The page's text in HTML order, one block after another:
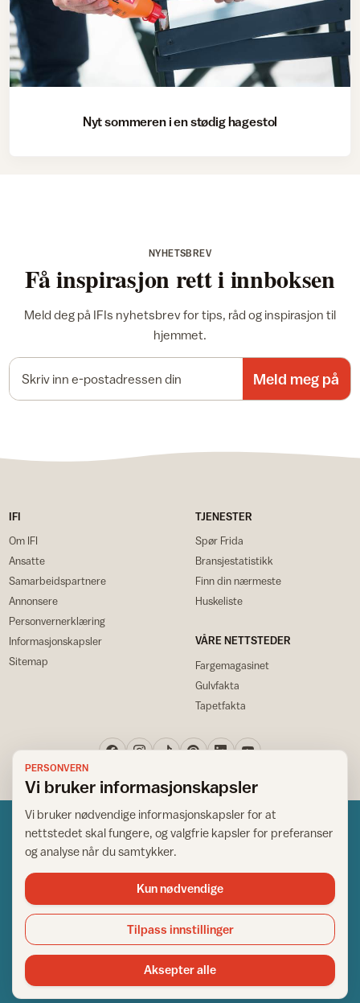
Nyt sommeren i en stødig hagestol
NYHETSBREV
Få inspirasjon rett i innboksen
Meld deg på IFIs nyhetsbrev for tips, råd og inspirasjon til
hjemmet.
Meld meg på
IFI
Om IFI
Ansatte
Samarbeidspartnere
Annonsere
Personvernerklæring
Informasjonskapsler
Sitemap
TJENESTER
Spør Frida
Bransjestatistikk
Finn din nærmeste
Huskeliste
VÅRE NETTSTEDER
Fargemagasinet
Gulvfakta
Tapetfakta
Norsk råd for hjem og bygg
Copyright © 1995-2026. All Rights Reserved.
Ansvarlig redaktør: Helge Bod Vangen
Utgiver: IFI - Norsk råd for hjem og bygg
PERSONVERN
Vi bruker informasjonskapsler
Vi bruker nødvendige informasjonskapsler for at
nettstedet skal fungere, og valgfrie kapsler for preferanser
og analyse når du samtykker.
Kun nødvendige
Tilpass innstillinger
Aksepter alle